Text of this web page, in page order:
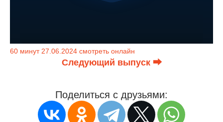
60 минут 27.06.2024 смотреть онлайн
Следующий выпуск ⮕
Поделиться с друзьями: